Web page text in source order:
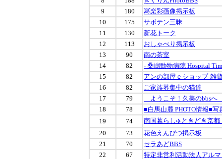
9
180
冩楽彩画像掲示板
10
175
サボテン三昧
11
130
新花トーク
12
113
おしゃべり掲示板
13
90
南の茶室
14
82
- 桑嶋動物病院 Hospital
15
82
アンの部屋ｅショップ-雑
16
82
ご家族募集中の猫達
17
79
ようこそ！久美のbbs
18
78
■白馬山麓 PHOTO情報■
19
74
南国暮らし✈️ときどき京
20
73
花色えんぴつ掲示板
21
70
セラあどBBS
22
67
特定非営利活動法人アル